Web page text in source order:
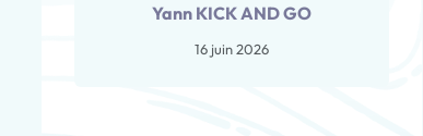
Yann KICK AND GO
16 juin 2026